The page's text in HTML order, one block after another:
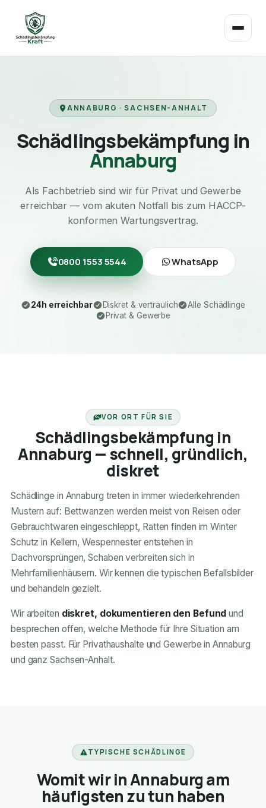
ANNABURG · SACHSEN-ANHALT
Schädlingsbekämpfung in
Annaburg
Als Fachbetrieb sind wir für Privat und Gewerbe
erreichbar — vom akuten Notfall bis zum HACCP-
konformen Wartungsvertrag.
0800 1553 5544 WhatsApp
24h erreichbar Diskret & vertraulich
Alle Schädlinge
Privat & Gewerbe
VOR ORT FÜR SIE
Schädlingsbekämpfung in
Annaburg — schnell, gründlich,
diskret
Schädlinge in Annaburg treten in immer wiederkehrenden
Mustern auf: Bettwanzen werden meist von Reisen oder
Gebrauchtwaren eingeschleppt, Ratten finden im Winter
Schutz in Kellern, Wespennester entstehen in
Dachvorsprüngen, Schaben verbreiten sich in
Mehrfamilienhäusern. Wir kennen die typischen Befallsbilder
und behandeln gezielt.
Wir arbeiten diskret, dokumentieren den Befund und
besprechen offen, welche Methode für Ihre Situation am
besten passt. Für Privathaushalte und Gewerbe in Annaburg
und ganz Sachsen-Anhalt.
TYPISCHE SCHÄDLINGE
Womit wir in Annaburg am
häufigsten zu tun haben